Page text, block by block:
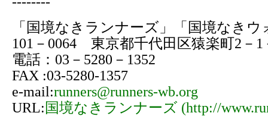
「国境なきランナーズ」「国境なき
101－0064 東京都千代田区猿楽町2－
電話：03－5280－1352
FAX :03-5280-1357
e-mail:runners@runners-wb.org
URL:国境なきランナーズ (http://